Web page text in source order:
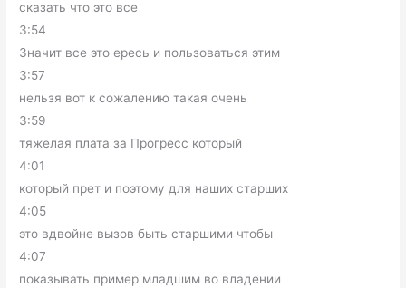
сказать что это все
3:54
Значит все это ересь и пользоваться этим
3:57
нельзя вот к сожалению такая очень
3:59
тяжелая плата за Прогресс который
4:01
который прет и поэтому для наших старших
4:05
это вдвойне вызов быть старшими чтобы
4:07
показывать пример младшим во владении